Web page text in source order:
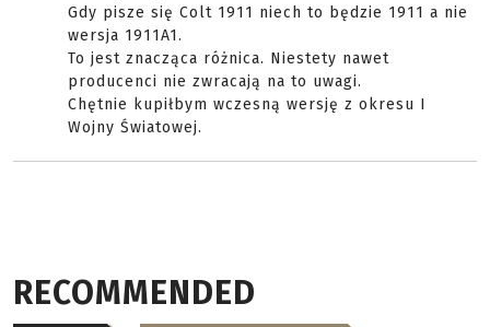
Gdy pisze się Colt 1911 niech to będzie 1911 a nie
wersja 1911A1.
To jest znacząca różnica. Niestety nawet
producenci nie zwracają na to uwagi.
Chętnie kupiłbym wczesną wersję z okresu I
Wojny Światowej.
RECOMMENDED